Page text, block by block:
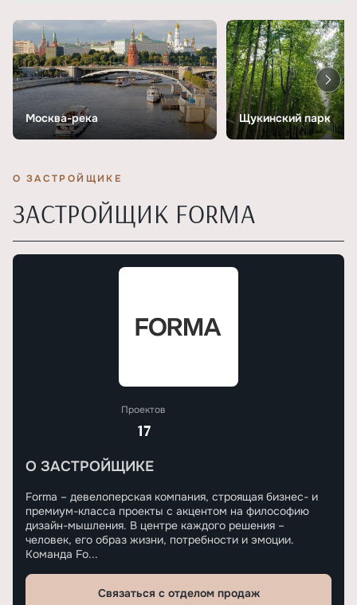
Москва-река Щукинский парк
О ЗАСТРОЙЩИКЕ
ЗАСТРОЙЩИК FORMA
Проектов
17
О ЗАСТРОЙЩИКЕ
Forma – девелоперская компания, строящая бизнес- и
премиум-класса проекты с акцентом на философию
дизайн-мышления. В центре каждого решения –
человек, его образ жизни, потребности и эмоции.
Команда Fo...
Связаться с отделом продаж